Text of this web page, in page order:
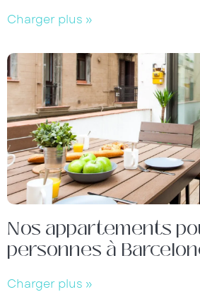
Charger plus »
Nos appartements
personnes à
Charger plus »